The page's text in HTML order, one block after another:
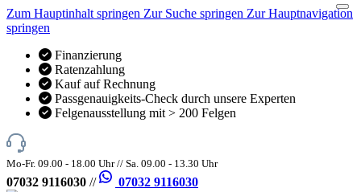
Zum Hauptinhalt springen Zur Suche springen Zur Hauptnavigation
springen
Finanzierung
Ratenzahlung
Kauf auf Rechnung
Passgenauigkeits-Check durch unsere Experten
Felgenausstellung mit > 200 Felgen
Mo-Fr. 09.00 - 18.00 Uhr // Sa. 09.00 - 13.30 Uhr
07032 9116030 // 07032 9116030